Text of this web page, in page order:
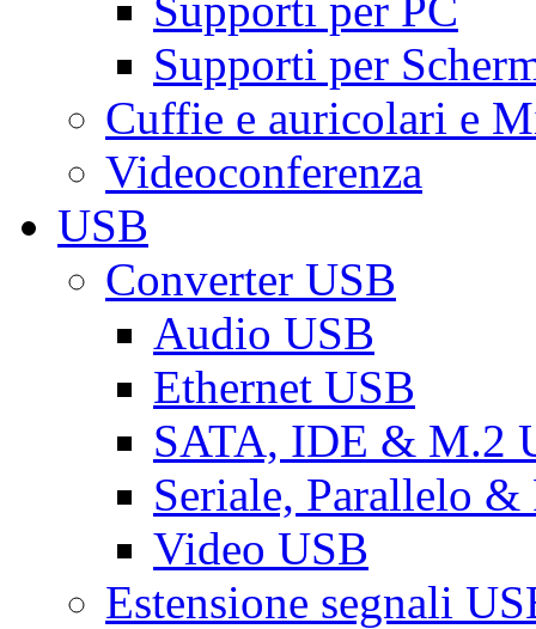
Supporti per
Cuffie e auricolari e
Videoconferenza
USB
Converter USB
Audio USB
Ethernet USB
SATA, IDE & M.2
Seriale, Parallelo &
Video USB
Estensione segnali